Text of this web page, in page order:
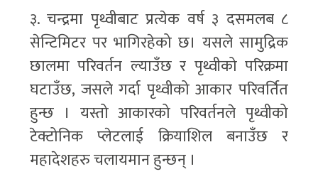
३. चन्द्रमा पृथ्वीबाट प्रत्येक वर्ष ३ दसमलब ८
सेन्टिमिटर पर भागिरहेको छ। यसले सामुद्रिक
छालमा परिवर्तन ल्याउँछ र पृथ्वीको परिक्रमा
घटाउँछ, जसले गर्दा पृथ्वीको आकार परिवर्तित
हुन्छ । यस्तो आकारको परिवर्तनले पृथ्वीको
टेक्टोनिक प्लेटलाई क्रियाशिल बनाउँछ र
महादेशहरु चलायमान हुन्छन् ।